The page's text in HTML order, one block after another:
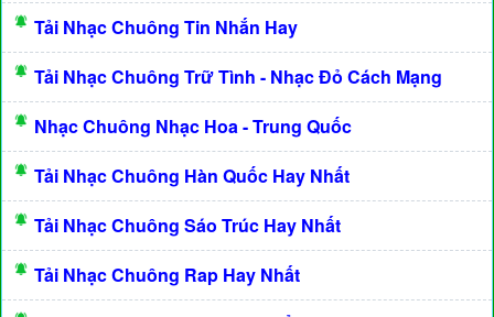
Tải Nhạc Chuông Tin Nhắn Hay
Tải Nhạc Chuông Trữ Tình - Nhạc Đỏ Cách Mạng
Nhạc Chuông Nhạc Hoa - Trung Quốc
Tải Nhạc Chuông Hàn Quốc Hay Nhất
Tải Nhạc Chuông Sáo Trúc Hay Nhất
Tải Nhạc Chuông Rap Hay Nhất